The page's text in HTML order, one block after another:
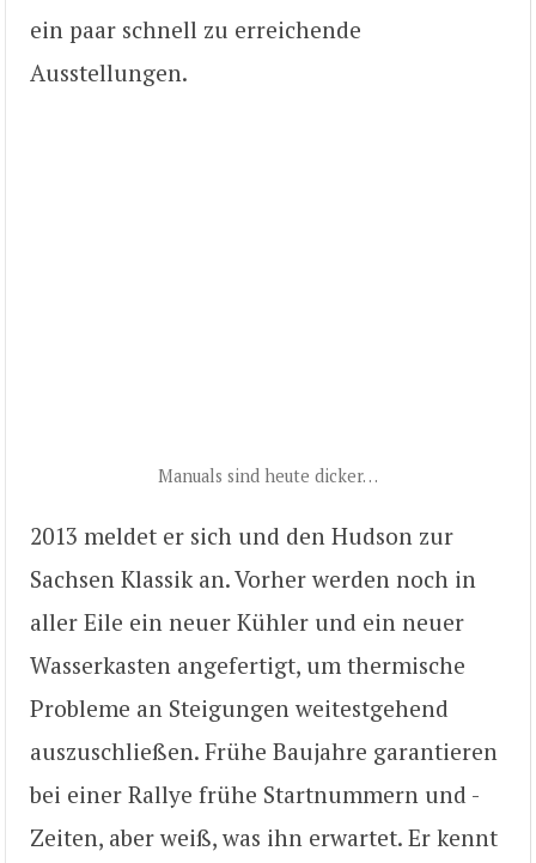
ein paar schnell zu erreichende
Ausstellungen.
Manuals sind heute dicker…
2013 meldet er sich und den Hudson zur
Sachsen Klassik an. Vorher werden noch in
aller Eile ein neuer Kühler und ein neuer
Wasserkasten angefertigt, um thermische
Probleme an Steigungen weitestgehend
auszuschließen. Frühe Baujahre garantieren
bei einer Rallye frühe Startnummern und -
Zeiten, aber weiß, was ihn erwartet. Er kennt